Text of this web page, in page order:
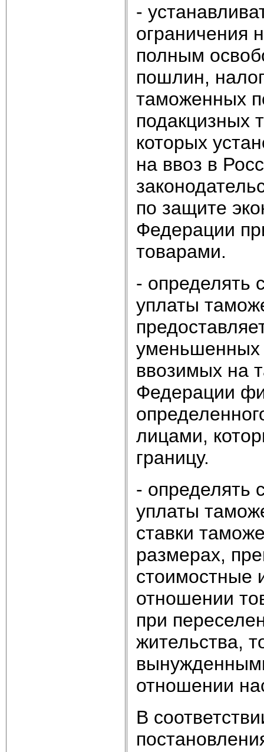
-
ограничения
полным
пошлин,
таможенных
подакцизных
которых
на ввоз в
по защите
Федерации
товарами.
- определять
уплаты
уменьшенных
ввозимых на
Федерации
лицами,
границу.
- определять
уплаты
ставки
размерах,
стоимостные
отношении
при
жительства,
отношении
В